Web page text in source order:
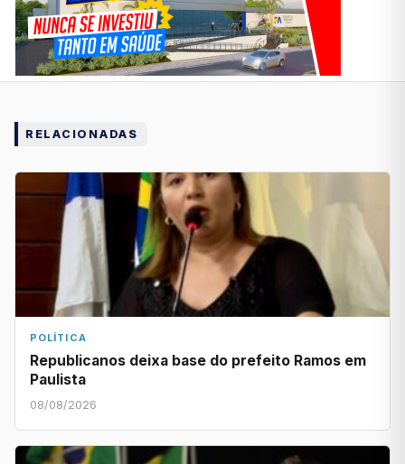
RELACIONADAS
POLÍTICA
Republicanos deixa base do prefeito Ramos em
Paulista
08/08/2026